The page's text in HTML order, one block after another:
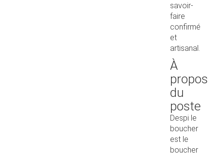
savoir-
faire
confirmé
et
artisanal.
À
propos
du
poste
Despi le
boucher
est le
boucher